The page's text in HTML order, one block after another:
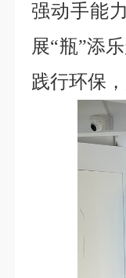
强动手能
展“瓶”添
践行环保